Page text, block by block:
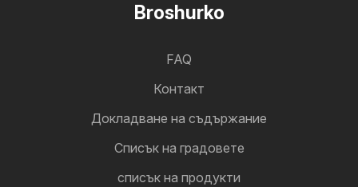
Broshurko
FAQ
Контакт
Докладване на съдържание
Cписък на градовете
списък на продукти